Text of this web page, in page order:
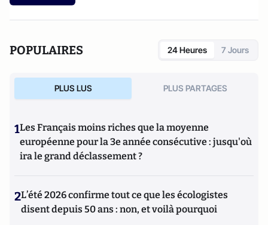
POPULAIRES 24 Heures 7 Jours
PLUS LUS PLUS PARTAGES
1Les Français moins riches que la moyenne
européenne pour la 3e année consécutive : jusqu'où
ira le grand déclassement ?
2L’été 2026 confirme tout ce que les écologistes
disent depuis 50 ans : non, et voilà pourquoi